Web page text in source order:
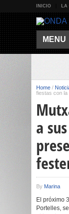
INICIO LA
MENU
Home /
fiestas con
a
By Marina
El próximo
Portelles,